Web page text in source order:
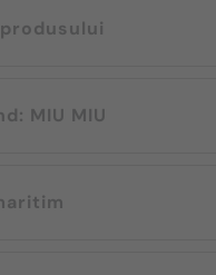
Despre brand: MIU MIU